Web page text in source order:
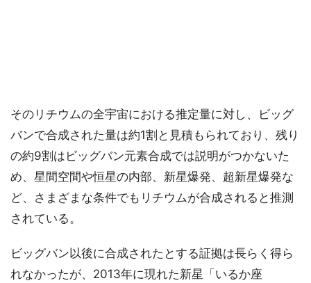
そのリチウムの全宇宙における推定量に対し、ビッグ
バンで合成された量は約1割と見積もられており、残り
の約9割はビッグバン元素合成では説明がつかないた
め、星間空間や恒星の内部、新星爆発、超新星爆発な
ど、さまざまな条件でもリチウムが合成されると推測
されている。
ビッグバン以後に合成されたとする証拠は長らく得ら
れなかったが、2013年に現れた新星「いるか座